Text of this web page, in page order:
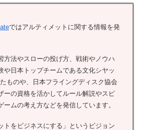
ではアルティメットに関する情報を発
方法やスローの投げ方、戦術やノウハ
や日本トップチームである文化シヤッ
ものや、日本フライングディスク協会
ーの資格を活かしてルール解説やスピ
ームの考え方などを発信しています。
トをビジネスにする」というビジョン